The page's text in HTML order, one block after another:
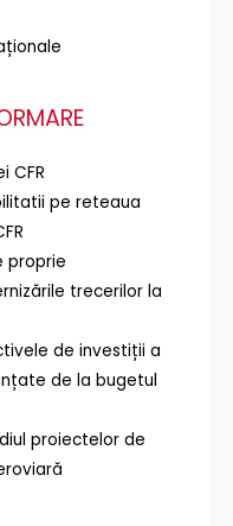
CFR
pe reteaua
proprie
trecerilor la
de investiții a
de la bugetul
proiectelor de